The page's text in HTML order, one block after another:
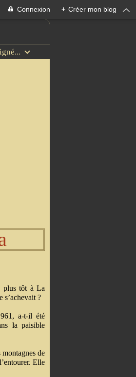
Connexion + Créer mon blog
plus tôt à La
s’achevait ?
a-t-il été
la paisible
de
Elle